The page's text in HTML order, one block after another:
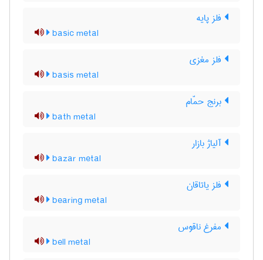
فلز پایه
basic metal
فلز مغزی
basis metal
برنج حمّام
bath metal
آلیاژ بازار
bazar metal
فلز یاتاقان
bearing metal
مفرغ ناقوس
bell metal